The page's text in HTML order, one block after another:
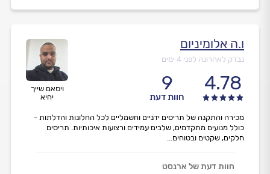
ויסאם שייך
יחיא
ו.ה אלומיניום
נבדק לאחרונה לפני 4 ימים
4.78
9
חוות דעת
מכירה והתקנה של תריסים ידניים וחשמליים לכל החלונות והדלתות -
כולל מנועים מתקדמים, שלבים עמידים ורצועות איכותיות. תריסים
חלקים, שקטים ובטוחים...
חוות דעת של ארנסט